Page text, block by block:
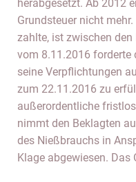
herabgesetzt. Ab 2012
Grundsteuer nicht
zahlte, ist zwischen
vom 8.11.2016 forderte
seine Verpflichtungen
zum 22.11.2016 zu
außerordentliche
nimmt den Beklagten
des Nießbrauchs in
Klage abgewiesen. Das